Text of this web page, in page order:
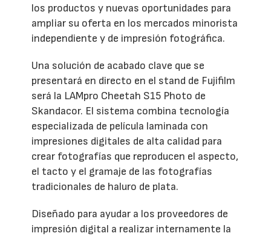
los productos y nuevas oportunidades para
ampliar su oferta en los mercados minorista
independiente y de impresión fotográfica.
Una solución de acabado clave que se
presentará en directo en el stand de Fujifilm
será la LAMpro Cheetah S15 Photo de
Skandacor. El sistema combina tecnología
especializada de película laminada con
impresiones digitales de alta calidad para
crear fotografías que reproducen el aspecto,
el tacto y el gramaje de las fotografías
tradicionales de haluro de plata.
Diseñado para ayudar a los proveedores de
impresión digital a realizar internamente la